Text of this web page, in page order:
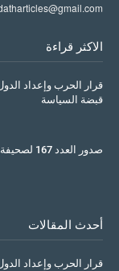
الاكثر قراءة
قرار الحرب وإعداد
قبضة السياسة
صدور العدد 167 لصحيفة الحدث الاسبوعي من لندن
أحدث المقالات
قرار الحرب وإعداد